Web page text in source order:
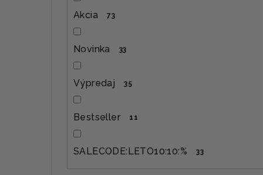
Akcia 73
Novinka 33
Výpredaj 35
Bestseller 11
SALECODE:LETO10:10:% 33